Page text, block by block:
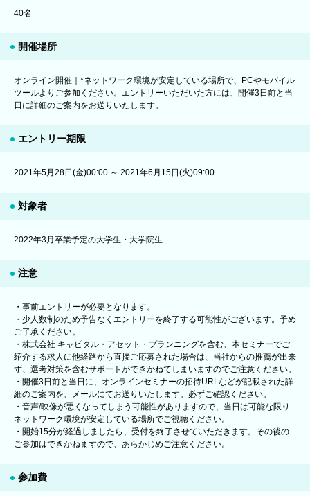
40名
開催場所
オンライン開催｜*ネットワーク環境が安定している場所で、PCやモバイル
ツールよりご参加ください。エントリーいただいた方には、開催3日前と当
日に詳細のご案内をお送りいたします。
エントリー期限
2021年5月28日(金)00:00 ～ 2021年6月15日(火)09:00
対象者
2022年3月卒業予定の大学生・大学院生
注意
・事前エントリーが必要となります。
・少人数制のため予告なくエントリーを終了する可能性がございます。予め
ご了承ください。
・株式会社 キャピタル・アセット・プランニングを含む、本セミナーでご
紹介する求人に他経路から直接ご応募された場合は、当社からの推薦が出来
ず、選考対策を含むサポートができかねてしまいますのでご注意ください。
・開催3日前と当日に、オンラインセミナーの招待URLなどが記載された詳
細のご案内を、メールにてお送りいたします。必ずご確認ください。
・音声/映像が悪くなってしまう可能性がありますので、当日は可能な限り
ネットワーク環境が安定している場所でご視聴ください。
・開始15分が経過しましたら、受付を終了させていただきます。その後の
ご参加はできかねますので、あらかじめご注意ください。
参加費